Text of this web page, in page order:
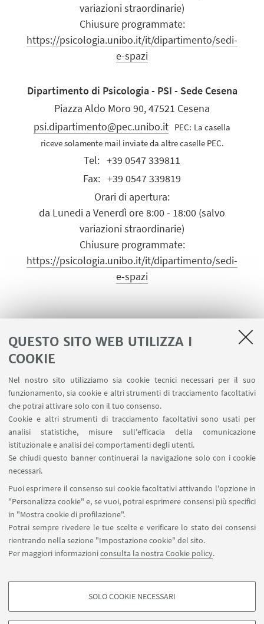
QUESTO SITO WEB UTILIZZA I
COOKIE
Nel nostro sito utilizziamo sia cookie tecnici necessari per il suo
funzionamento, sia cookie e altri strumenti di tracciamento facoltativi
che potrai attivare solo con il tuo consenso.
Cookie e altri strumenti di tracciamento facoltativi sono usati per
analisi statistiche, misure sull'efficacia della comunicazione
istituzionale e analisi dei comportamenti degli utenti.
Se chiudi questo banner continuerai la navigazione solo con i cookie
necessari.
Puoi esprimere il consenso sui cookie facoltativi attivando l'opzione in
"Personalizza cookie" e, se vuoi, potrai esprimere consensi più specifici
in "Mostra cookie di profilazione".
Potrai sempre rivedere le tue scelte e verificare lo stato dei consensi
rientrando nella sezione "Impostazione cookie" del sito.
Per maggiori informazioniconsulta la nostra Cookie policy.
COOKIE DI PROFILAZIONE - FACOLTATIVI
SOLO COOKIE NECESSARI
variazioni straordinarie)
Chiusure programmate:
https://psicologia.unibo.it/it/dipartimento/sedi-
e-spazi
Dipartimento di Psicologia - PSI - Sede Cesena
Piazza Aldo Moro 90, 47521 Cesena
psi.dipartimento@pec.unibo.it PEC: La casella
riceve solamente mail inviate da altre caselle PEC.
Tel: +39 0547 339811
Fax: +39 0547 339819
Orari di apertura:
da Lunedi a Venerdì ore 8:00 - 18:00 (salvo
variazioni straordinarie)
Chiusure programmate:
https://psicologia.unibo.it/it/dipartimento/sedi-
e-spazi
Area riservata - Spazi virtuali
Contatti
SEGUI IL DIPARTIMENTO SU:
SEGUI UNIBO SU:
APP: